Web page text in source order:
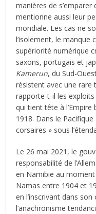
manières de s’emparer
mentionne aussi leur
mondiale. Les cas ne
l’isolement, le manque
supériorité numérique
saxons, portugais et
Kamerun, du Sud-
résistent avec une rare
rapporte-t-il les
qui tient tête à l’Empire
1918. Dans le Pacifique
corsaires » sous
Le 26 mai 2021, le
responsabilité de
en Namibie au
Namas entre 1904 et
en l’inscrivant dans
l’anachronisme